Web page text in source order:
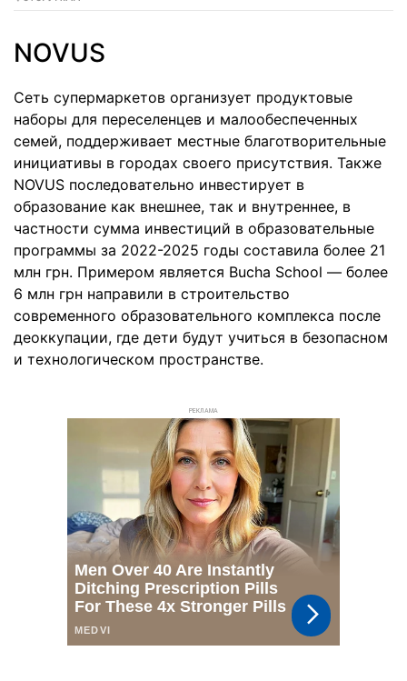
NOVUS
Сеть супермаркетов организует продуктовые
наборы для переселенцев и малообеспеченных
семей, поддерживает местные благотворительные
инициативы в городах своего присутствия. Также
NOVUS последовательно инвестирует в
образование как внешнее, так и внутреннее, в
частности сумма инвестиций в образовательные
программы за 2022-2025 годы составила более 21
млн грн. Примером является Bucha School — более
6 млн грн направили в строительство
современного образовательного комплекса после
деоккупации, где дети будут учиться в безопасном
и технологическом пространстве.
РЕКЛАМА